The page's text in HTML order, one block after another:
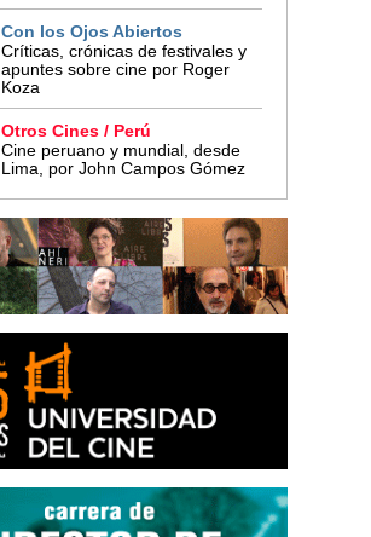
Con los Ojos Abiertos
Críticas, crónicas de festivales y
apuntes sobre cine por Roger
Koza
Otros Cines / Perú
Cine peruano y mundial, desde
Lima, por John Campos Gómez